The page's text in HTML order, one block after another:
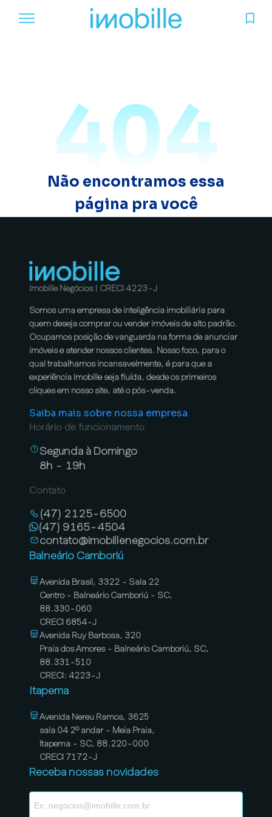
404
Não encontramos essa
página pra você
Imobille Negócios | CRECI 4223-J
Somos uma empresa de inteligência imobiliária para
quem deseja comprar ou vender imóveis de alto padrão.
Ocupamos posição de vanguarda na forma de anunciar
imóveis e atender nossos clientes. Nosso foco, para o
qual trabalhamos incansavelmente, é para que a
experiência Imobille seja fluída, desde os primeiros
cliques em nosso site, até o pós-venda.
Saiba mais sobre nossa empresa
Horário de funcionamento
Segunda à Domingo
8h - 19h
Contato
(47) 2125-6500
(47) 9165-4504
contato@imobillenegocios.com.br
Balneário Camboriú
Avenida Brasil, 3322 - Sala 22
Centro - Balneário Camboriú - SC,
88.330-060
CRECI 6854-J
Avenida Ruy Barbosa, 320
Praia dos Amores - Balneário Camboriú, SC,
88.331-510
CRECI: 4223-J
Itapema
Avenida Nereu Ramos, 3625
sala 04 2º andar - Meia Praia,
Itapema - SC, 88.220-000
CRECI 7172-J
Receba nossas novidades